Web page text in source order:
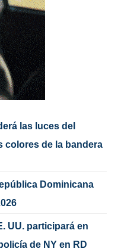
las luces del
colores de la bandera
Dominicana
UU. participará en
de NY en RD